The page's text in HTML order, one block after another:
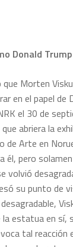
Donald Trump
Morten
en el papel de
el 30 de
abriera la
de Arte en
él, pero
volvió
su punto de
estatua en sí,
tal reacción